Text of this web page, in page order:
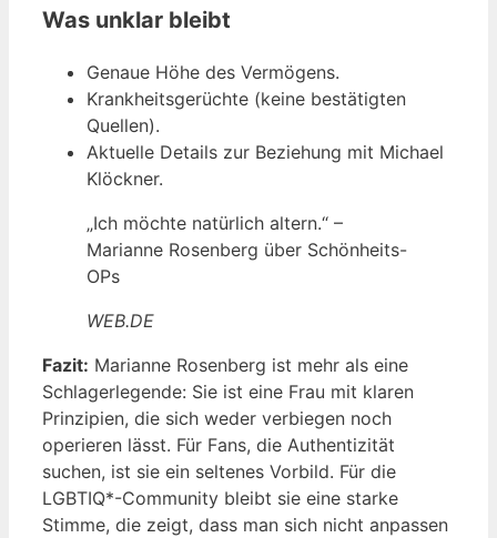
Was unklar bleibt
Genaue Höhe des Vermögens.
Krankheitsgerüchte (keine bestätigten
Quellen).
Aktuelle Details zur Beziehung mit Michael
Klöckner.
„Ich möchte natürlich altern.“ –
Marianne Rosenberg über Schönheits-
OPs
WEB.DE
Fazit: Marianne Rosenberg ist mehr als eine
Schlagerlegende: Sie ist eine Frau mit klaren
Prinzipien, die sich weder verbiegen noch
operieren lässt. Für Fans, die Authentizität
suchen, ist sie ein seltenes Vorbild. Für die
LGBTIQ*-Community bleibt sie eine starke
Stimme, die zeigt, dass man sich nicht anpassen